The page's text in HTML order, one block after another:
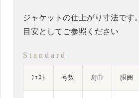
肩仕様 (JK)
ジャケットの仕上がり寸法です。
目安としてご参照ください
S t a n d a r d
ﾁｪｽﾄ 号数 肩巾 胴囲